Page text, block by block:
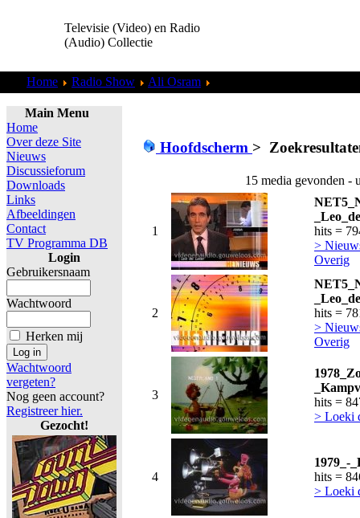
Televisie (Video) en Radio
(Audio) Collectie
Home Radio Show Ali Osram
Main Menu
Home
Over deze Site
Nieuws
Discussieforum
Downloads
Links
Afbeeldingen
Contact
TV Programma DB
Login
Gebruikersnaam
Wachtwoord
Herken mij
Wachtwoord
vergeten?
Nog geen account?
Registreer hier.
Gezocht!
Hoofdscherm >
15 media gevonden -
1
hits =
>
Overig
2
hits =
>
Overig
3
hits =
> Loeki
4
1979_-
hits =
> Loeki